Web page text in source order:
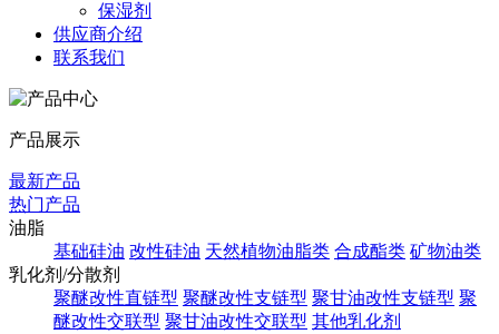
保湿剂
供应商介绍
联系我们
产品展示
最新产品
热门产品
油脂
基础硅油 改性硅油 天然植物油脂类 合成酯类 矿物油类
乳化剂/分散剂
聚醚改性直链型 聚醚改性支链型 聚甘油改性支链型 聚
醚改性交联型 聚甘油改性交联型 其他乳化剂